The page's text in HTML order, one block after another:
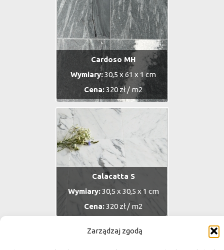
Zarządzaj zgodą
Cardoso MH
Wymiary:30,5 x 61 x 1 cm
Cena:320 zł / m2
Calacatta S
Wymiary:30,5 x 30,5 x 1 cm
Cena:320 zł / m2